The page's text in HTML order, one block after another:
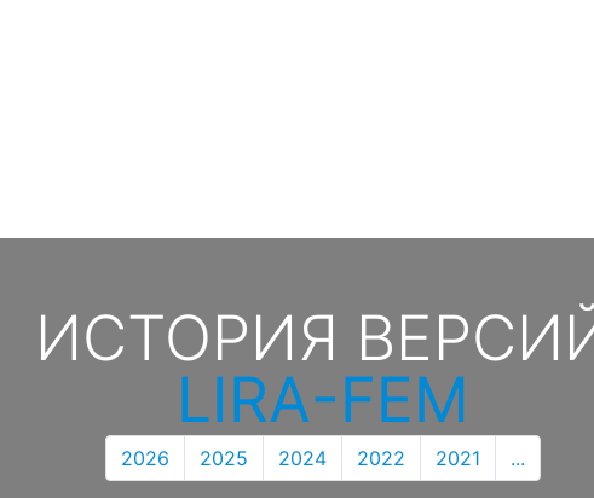
ИСТОРИЯ
LIRA-FEM
2026 2025 2024 2022 2021 ...